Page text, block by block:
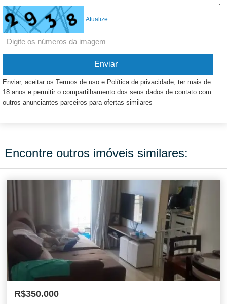
Atualize
Enviar, aceitar os Termos de uso e Política de privacidade, ter mais de
18 anos e permitir o compartilhamento dos seus dados de contato com
outros anunciantes parceiros para ofertas similares
Encontre outros imóveis similares:
R$350.000